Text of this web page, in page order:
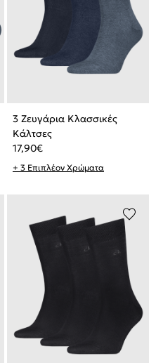
3 Ζευγάρια Κλασσικές
Κάλτσες
17,90€
+ 3 Επιπλέον Χρώματα